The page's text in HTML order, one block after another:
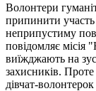
Волонтери
припинити
неприпустиму
повідомляє
виїжджають на
захисників. Проте
дівчат-